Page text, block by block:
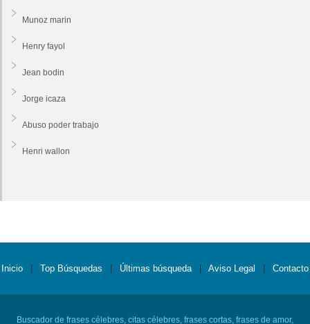
Munoz marin
Henry fayol
Jean bodin
Jorge icaza
Abuso poder trabajo
Henri wallon
Inicio Top Búsquedas Últimas búsqueda Aviso Legal Contacto
Buscador de frases célebres, citas célebres, frases cortas, frases de amor,